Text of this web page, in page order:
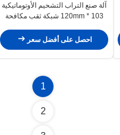
آلة صنع التراب التشحيم الأوتوماتيكية
103 * 120mm شبكة ثقب مكافحة
احصل على أفضل سعر
1
2